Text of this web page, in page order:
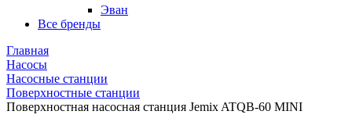
Эван
Все бренды
Главная
Насосы
Насосные станции
Поверхностные станции
Поверхностная насосная станция Jemix ATQB-60 MINI